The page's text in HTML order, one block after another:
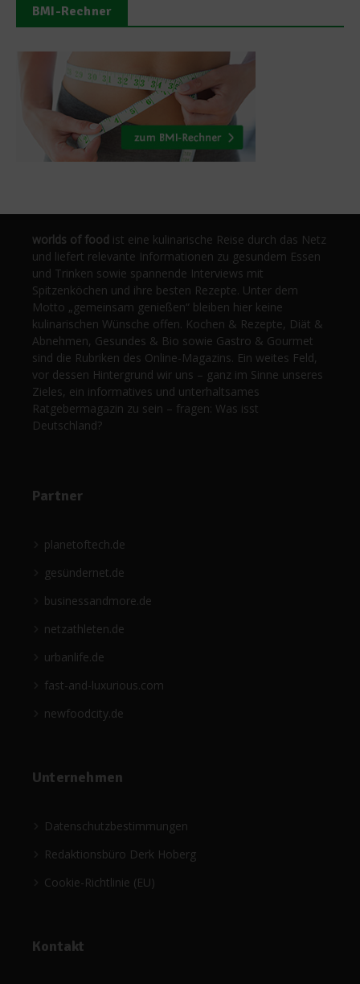
BMI-Rechner
worlds of food ist eine kulinarische Reise durch das Netz
und liefert relevante Informationen zu gesundem Essen
und Trinken sowie spannende Interviews mit
Spitzenköchen und ihre besten Rezepte. Unter dem
Motto „gemeinsam genießen“ bleiben hier keine
kulinarischen Wünsche offen. Kochen & Rezepte, Diät &
Abnehmen, Gesundes & Bio sowie Gastro & Gourmet
sind die Rubriken des Online-Magazins. Ein weites Feld,
vor dessen Hintergrund wir uns – ganz im Sinne unseres
Zieles, ein informatives und unterhaltsames
Ratgebermagazin zu sein – fragen: Was isst
Deutschland?
Partner
planetoftech.de
gesündernet.de
businessandmore.de
netzathleten.de
urbanlife.de
fast-and-luxurious.com
newfoodcity.de
Unternehmen
Datenschutzbestimmungen
Redaktionsbüro Derk Hoberg
Cookie-Richtlinie (EU)
Kontakt